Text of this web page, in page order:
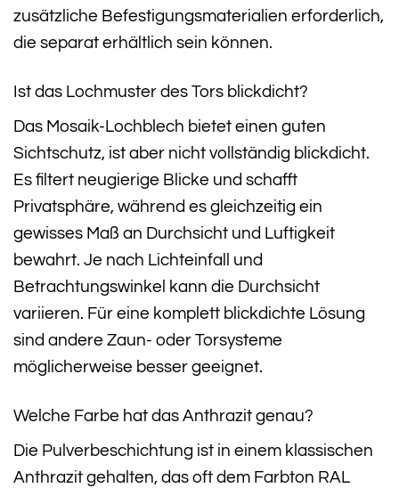
zusätzliche Befestigungsmaterialien erforderlich,
die separat erhältlich sein können.
Ist das Lochmuster des Tors blickdicht?
Das Mosaik-Lochblech bietet einen guten
Sichtschutz, ist aber nicht vollständig blickdicht.
Es filtert neugierige Blicke und schafft
Privatsphäre, während es gleichzeitig ein
gewisses Maß an Durchsicht und Luftigkeit
bewahrt. Je nach Lichteinfall und
Betrachtungswinkel kann die Durchsicht
variieren. Für eine komplett blickdichte Lösung
sind andere Zaun- oder Torsysteme
möglicherweise besser geeignet.
Welche Farbe hat das Anthrazit genau?
Die Pulverbeschichtung ist in einem klassischen
Anthrazit gehalten, das oft dem Farbton RAL